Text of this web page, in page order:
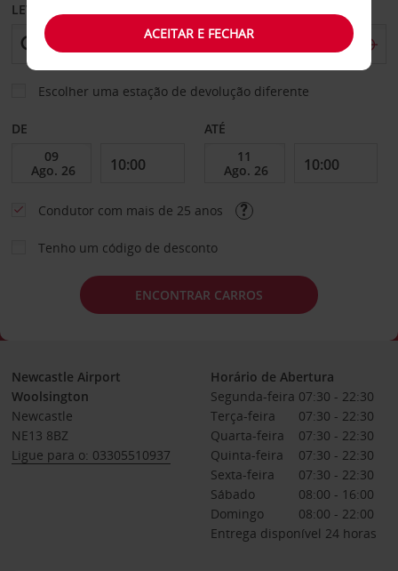
LEVANTAR EM
Escolher uma estação de devolução diferente
DE ATÉ
Condutor com mais de 25 anos
Tenho um código de desconto
ENCONTRAR CARROS
Newcastle Airport
Woolsington
Newcastle
NE13 8BZ
Ligue para o: 03305510937
Horário de Abertura
Segunda-feira 07:30 - 22:30
Terça-feira
07:30 - 22:30
Quarta-feira
07:30 - 22:30
Quinta-feira
07:30 - 22:30
Sexta-feira
07:30 - 22:30
Sábado
08:00 - 16:00
Domingo
08:00 - 22:00
Entrega disponível 24 horas
ACEITAR E FECHAR